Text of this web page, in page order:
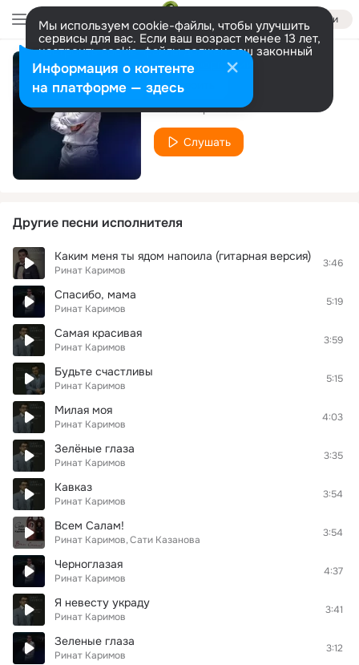
Войти
Мы используем cookie-файлы, чтобы улучшить
сервисы для вас. Если ваш возраст менее 13 лет,
настроить cookie-файлы должен ваш законный
представитель. Больше информации
Разрешить все Настроить
Имя твоё
Ринат Каримов
Слушать
Другие песни исполнителя
Каким меня ты ядом напоила (гитарная версия)
Ринат Каримов
3:46
Спасибо, мама
Ринат Каримов
5:19
Самая красивая
Ринат Каримов
3:59
Будьте счастливы
Ринат Каримов
5:15
Милая моя
Ринат Каримов
4:03
Зелёные глаза
Ринат Каримов
3:35
Кавказ
Ринат Каримов
3:54
Всем Салам!
Ринат Каримов Сати Казанова
3:54
Черноглазая
Ринат Каримов
4:37
Я невесту украду
Ринат Каримов
3:41
Зеленые глаза
Ринат Каримов
3:12
Информация о контенте
на платформе — здесь